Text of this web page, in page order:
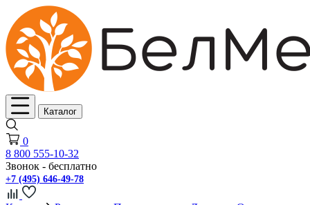
Каталог
0
8 800 555-10-32
Звонок - бесплатно
+7 (495) 646-49-78